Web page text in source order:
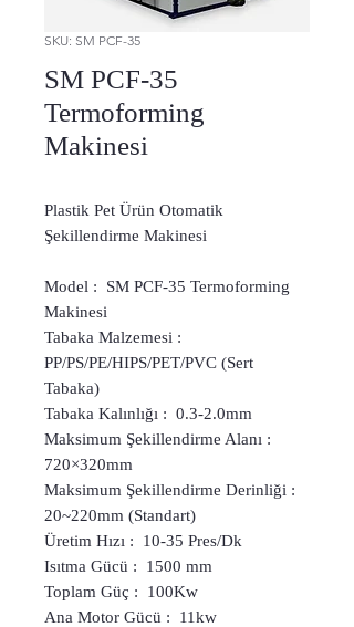
SKU: SM PCF-35
SM PCF-35
Termoforming
Makinesi
Plastik Pet Ürün Otomatik
Şekillendirme Makinesi
Model : SM PCF-35 Termoforming
Makinesi
Tabaka Malzemesi :
PP/PS/PE/HIPS/PET/PVC (Sert
Tabaka)
Tabaka Kalınlığı : 0.3-2.0mm
Maksimum Şekillendirme Alanı :
720×320mm
Maksimum Şekillendirme Derinliği :
20~220mm (Standart)
Üretim Hızı : 10-35 Pres/Dk
Isıtma Gücü : 1500 mm
Toplam Güç : 100Kw
Ana Motor Gücü : 11kw